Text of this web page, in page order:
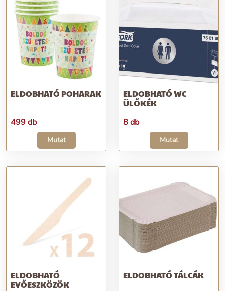
ELDOBHATÓ POHARAK
499 db
Mutat
ELDOBHATÓ WC
ÜLŐKÉK
8 db
Mutat
ELDOBHATÓ
EVŐESZKÖZÖK
ELDOBHATÓ TÁLCÁK